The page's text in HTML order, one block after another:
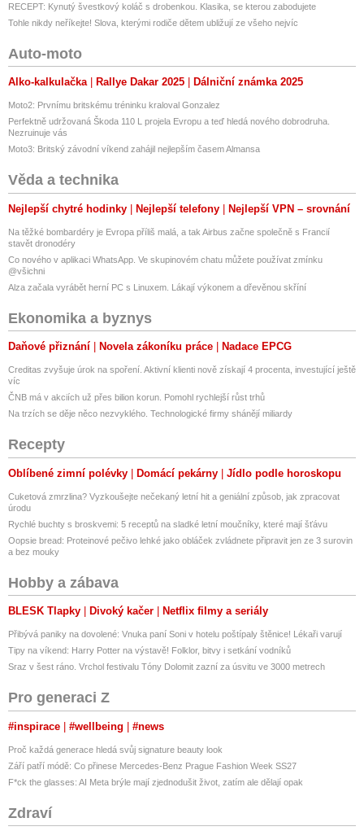
RECEPT: Kynutý švestkový koláč s drobenkou. Klasika, se kterou zabodujete
Tohle nikdy neříkejte! Slova, kterými rodiče dětem ubližují ze všeho nejvíc
Auto-moto
Alko-kalkulačka Rallye Dakar 2025 Dálniční známka 2025
Moto2: Prvnímu britskému tréninku kraloval Gonzalez
Perfektně udržovaná Škoda 110 L projela Evropu a teď hledá nového dobrodruha.
Nezruinuje vás
Moto3: Britský závodní víkend zahájil nejlepším časem Almansa
Věda a technika
Nejlepší chytré hodinky Nejlepší telefony Nejlepší VPN – srovnání
Na těžké bombardéry je Evropa příliš malá, a tak Airbus začne společně s Francií
stavět dronodéry
Co nového v aplikaci WhatsApp. Ve skupinovém chatu můžete používat zmínku
@všichni
Alza začala vyrábět herní PC s Linuxem. Lákají výkonem a dřevěnou skříní
Ekonomika a byznys
Daňové přiznání Novela zákoníku práce Nadace EPCG
Creditas zvyšuje úrok na spoření. Aktivní klienti nově získají 4 procenta, investující ještě
víc
ČNB má v akciích už přes bilion korun. Pomohl rychlejší růst trhů
Na trzích se děje něco nezvyklého. Technologické firmy shánějí miliardy
Recepty
Oblíbené zimní polévky Domácí pekárny Jídlo podle horoskopu
Cuketová zmrzlina? Vyzkoušejte nečekaný letní hit a geniální způsob, jak zpracovat
úrodu
Rychlé buchty s broskvemi: 5 receptů na sladké letní moučníky, které mají šťávu
Oopsie bread: Proteinové pečivo lehké jako obláček zvládnete připravit jen ze 3 surovin
a bez mouky
Hobby a zábava
BLESK Tlapky Divoký kačer Netflix filmy a seriály
Přibývá paniky na dovolené: Vnuka paní Soni v hotelu poštípaly štěnice! Lékaři varují
Tipy na víkend: Harry Potter na výstavě! Folklor, bitvy i setkání vodníků
Sraz v šest ráno. Vrchol festivalu Tóny Dolomit zazní za úsvitu ve 3000 metrech
Pro generaci Z
#inspirace #wellbeing #news
Proč každá generace hledá svůj signature beauty look
Září patří módě: Co přinese Mercedes-Benz Prague Fashion Week SS27
F*ck the glasses: AI Meta brýle mají zjednodušit život, zatím ale dělají opak
Zdraví